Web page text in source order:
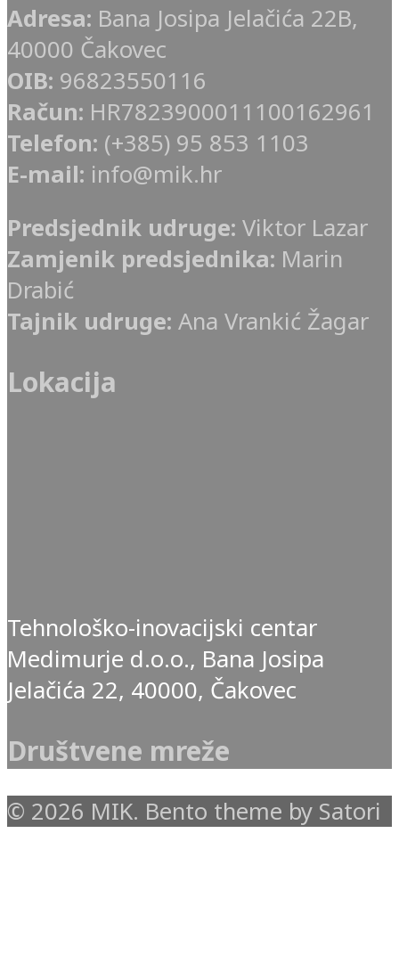
Adresa: Bana Josipa Jelačića 22B,
40000 Čakovec
OIB: 96823550116
Račun: HR7823900011100162961
Telefon: (+385) 95 853 1103
E-mail: info@mik.hr
Predsjednik udruge: Viktor Lazar
Zamjenik predsjednika: Marin
Drabić
Tajnik udruge: Ana Vrankić Žagar
Lokacija
Tehnološko-inovacijski centar
Medimurje d.o.o., Bana Josipa
Jelačića 22, 40000, Čakovec
Društvene mreže
© 2026 MIK. Bento theme by Satori